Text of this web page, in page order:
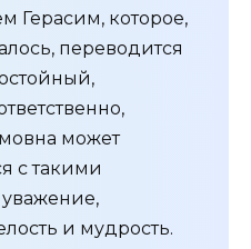
Герасим, которое,
переводится
может
с такими
уважение,
и мудрость.